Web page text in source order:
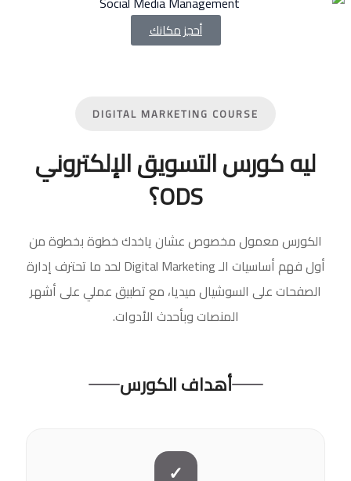
أحجز مكانك
DIGITAL MARKETING COURSE
كورس التسويق الإلكتروني
معمول مخصوص عشان ياخدك خطوة بخطوة من
أول فهم أساسيات الـ Digital Marketing لحد ما تحترف إدارة
على السوشيال ميديا، مع تطبيق عملي على أشهر
المنصات وبأحدث الأدوات.
أهداف الكورس